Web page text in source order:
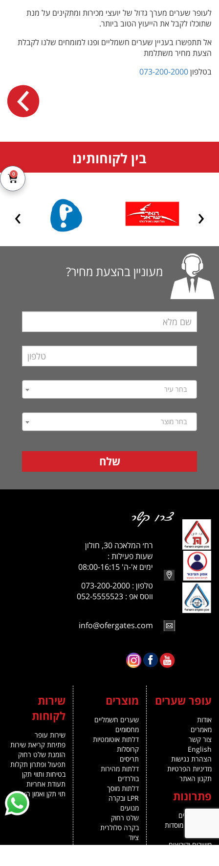
לעופר שערים מערך גדול של יועצי מכירות ומתקינים על מנת
שתוכלו לקבל את הייעוץ הטוב ביותר.
אל תתפשרו בעניין שערים חשמליים ופנו למומחים שלנו לקבלת
הצעת מחיר משתלמת
בטלפון073-200-2000
בין לקוחותינו
מעוניין בהצעת מחיר?
בחר עיר
בחר מוצר
רח׳ המלאכה 30, חולון
שעות פעילות :
ימים א'-ה' 08:00-16:15
טלפון : 073-200-2000
ווטס אפ : 052-5555523
info@ofergates.com
עופר שערים
אודות
מאמרים
צור קשר
English
הצהרת נגישות
מדיניות הפרטיות
תקנון האתר
פתרונות
בנייני מגורים
למשרדים, מוסדות
מושבים וקיבוצים
מוצרים
שערים חשמליים
מחסומים
דלתות אוטומטיות
קרוסלות
תריסים
דלתות מהירות
בולרדים
דלתות מוסך
LPR ובקרה
מנועים
שלט רחוק
בקרה סלולרית
ציוד
שירות
לקוחות
שירות עופר
פתיחת קריאת שירות
הזמנת שלט רחוק
תפעול ופתרון תקלות
בטיחות ותווי תקן
תעודת אחריות
תוי תקן ואמון הציבור
0